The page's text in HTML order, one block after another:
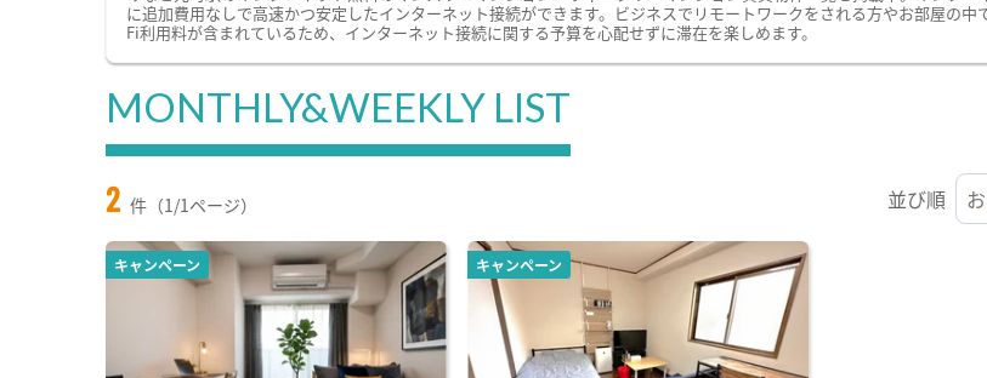
に追加費用なしで高速かつ安定したインターネット接続ができます。ビジネスでリモートワークをされる方やお部屋の
Fi利用料が含まれているため、インターネット接続に関する予算を心配せずに滞在を楽しめます。
MONTHLY&WEEKLY LIST
2 件（1/1ページ） 並び順
キャンペーン キャンペーン